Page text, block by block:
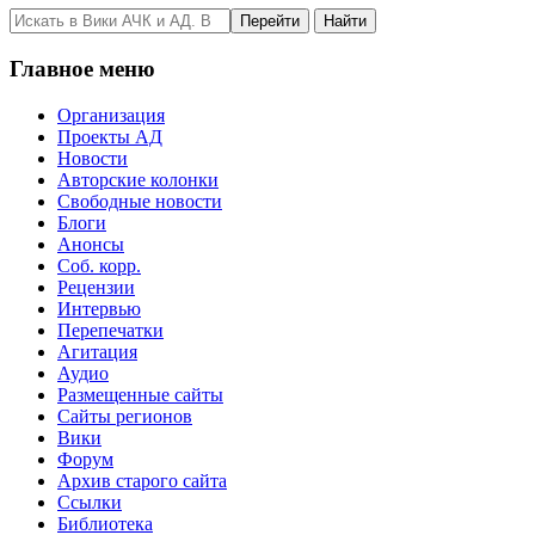
Главное меню
Организация
Проекты АД
Новости
Авторские колонки
Свободные новости
Блоги
Анонсы
Соб. корр.
Рецензии
Интервью
Перепечатки
Агитация
Аудио
Размещенные сайты
Сайты регионов
Вики
Форум
Архив старого сайта
Ссылки
Библиотека